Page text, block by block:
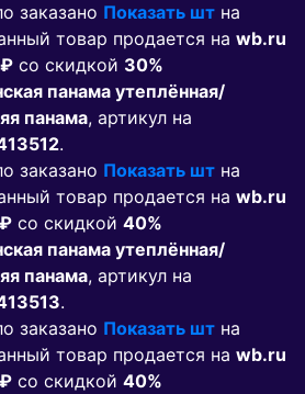
заказано Показать шт на
товар продается на wb.ru
co скидкой 30%
панама утеплённая/
панама, артикул на
.
заказано Показать шт на
товар продается на wb.ru
co скидкой 40%
панама утеплённая/
панама, артикул на
.
заказано Показать шт на
товар продается на wb.ru
co скидкой 40%